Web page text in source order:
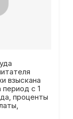
взыскана
период с 1
проценты